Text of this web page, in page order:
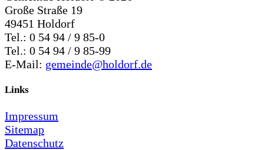
Große Straße 19
49451 Holdorf
Tel.: 0 54 94 / 9 85-0
Tel.: 0 54 94 / 9 85-99
E-Mail: gemeinde@holdorf.de
Links
Impressum
Sitemap
Datenschutz